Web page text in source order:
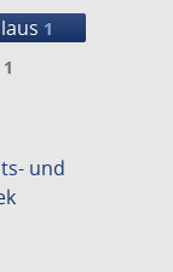
1
1
und